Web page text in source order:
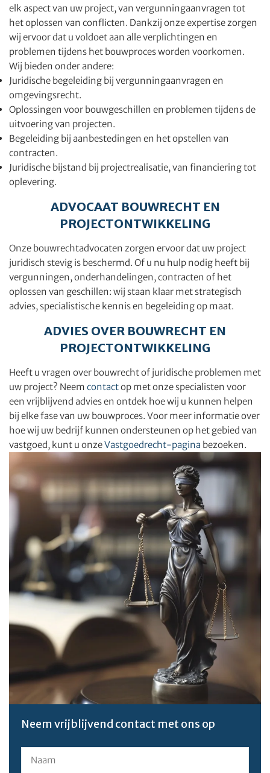
elk aspect van uw project, van vergunningaanvragen tot
het oplossen van conflicten. Dankzij onze expertise zorgen
wij ervoor dat u voldoet aan alle verplichtingen en
problemen tijdens het bouwproces worden voorkomen.
Wij bieden onder andere:
Juridische begeleiding bij vergunningaanvragen en
omgevingsrecht.
Oplossingen voor bouwgeschillen en problemen tijdens de
uitvoering van projecten.
Begeleiding bij aanbestedingen en het opstellen van
contracten.
Juridische bijstand bij projectrealisatie, van financiering tot
oplevering.
ADVOCAAT BOUWRECHT EN
PROJECTONTWIKKELING
Onze bouwrechtadvocaten zorgen ervoor dat uw project
juridisch stevig is beschermd. Of u nu hulp nodig heeft bij
vergunningen, onderhandelingen, contracten of het
oplossen van geschillen: wij staan klaar met strategisch
advies, specialistische kennis en begeleiding op maat.
ADVIES OVER BOUWRECHT EN
PROJECTONTWIKKELING
Heeft u vragen over bouwrecht of juridische problemen met
uw project? Neem contactop met onze specialisten voor
een vrijblijvend advies en ontdek hoe wij u kunnen helpen
bij elke fase van uw bouwproces. Voor meer informatie over
hoe wij uw bedrijf kunnen ondersteunen op het gebied van
vastgoed, kunt u onzeVastgoedrecht-pagina bezoeken.
Neem vrijblijvend contact met ons op